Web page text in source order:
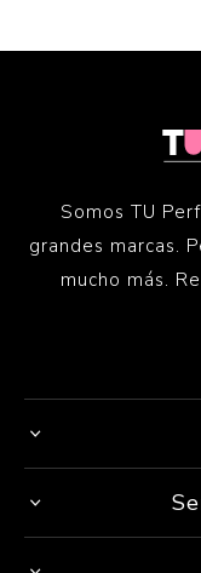
Somos TU
grandes marcas.
mucho más.